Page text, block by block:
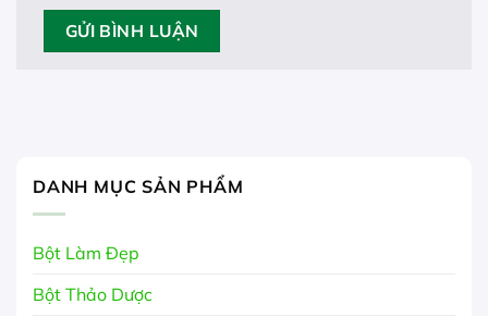
DANH MỤC SẢN PHẨM
Bột Làm Đẹp
Bột Thảo Dược